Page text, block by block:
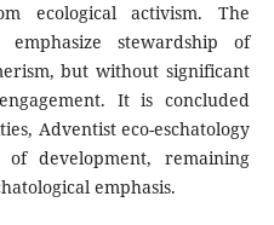
ecological activism. The
emphasize stewardship of
but without significant
It is concluded
Adventist eco-eschatology
development, remaining
emphasis.